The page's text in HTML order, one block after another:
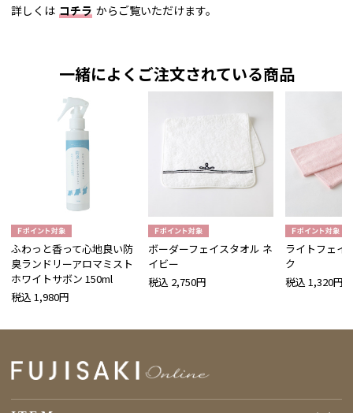
詳しくは コチラ からご覧いただけます。
一緒によくご注文されている商品
ふわっと香って心地良い防
臭ランドリーアロマミスト
ホワイトサボン 150ml
税込 1,980円
ボーダーフェイスタオル ネ
イビー
税込 2,750円
ライトフェイ
ク
税込 1,320円